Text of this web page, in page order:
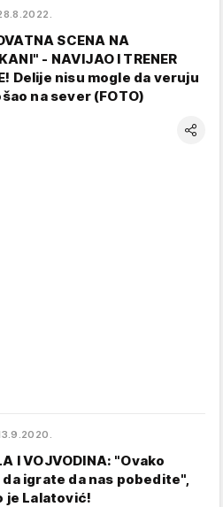
SCENA NA
- NAVIJAO I TRENER
Delije nisu mogle da veruju
na sever (FOTO)
I VOJVODINA: "Ovako
igrate da nas pobedite",
je Lalatović!